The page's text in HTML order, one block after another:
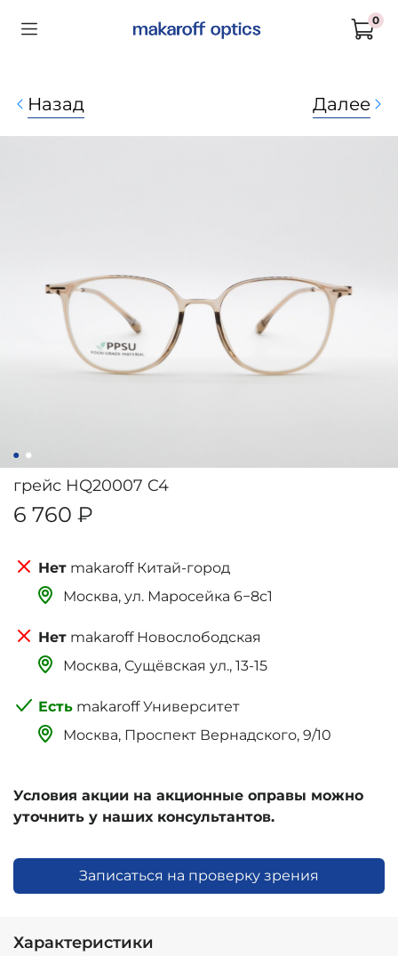
0
Назад Далее
грейс HQ20007 C4
6 760 ₽
makaroff Китай-город
Москва, ‌‌‌‌ул. Маросейка 6−8с1
makaroff Новослободская
Москва, Сущёвская ул., 13-15
makaroff Университет
Москва, Проспект Вернадского, 9/10
Условия акции на акционные оправы можно
уточнить у наших консультантов.
Записаться на проверку зрения
Характеристики